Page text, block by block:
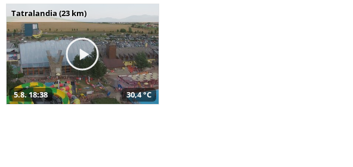
Tatralandia (23 km)
5.8. 18:38 30,4 °C